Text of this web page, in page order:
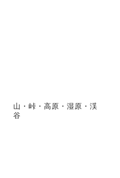
山・峠・高原・湿原・渓
谷